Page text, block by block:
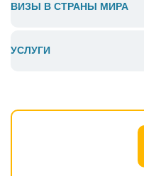
ВИЗЫ В СТРАНЫ МИРА
УСЛУГИ